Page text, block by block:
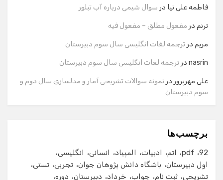
فاطمه علی نیا در سوال شیمی درباره آب تبلور
ترنم در مفعول مطلق – مفعول فیه
مریم در ترجمه لغات انگلیسی سال سوم دبیرستان
nasrin در ترجمه لغات انگلیسی سال سوم دبیرستان
علی مهرپرور در نمونه سوالات تشریحی آمار و مدلسازی سال دوم و
سوم دبیرستان
برچسب‌ها
92
pdf اتم ادبیات المپیاد انسانی
انگلیسی
اول دبیرستان
باشگاه دانش پژوهان جوان تجربی تستی
تشریحی ثبت نام جواب خرداد دبیرستان دوره
وارد کنید.
ایمیل